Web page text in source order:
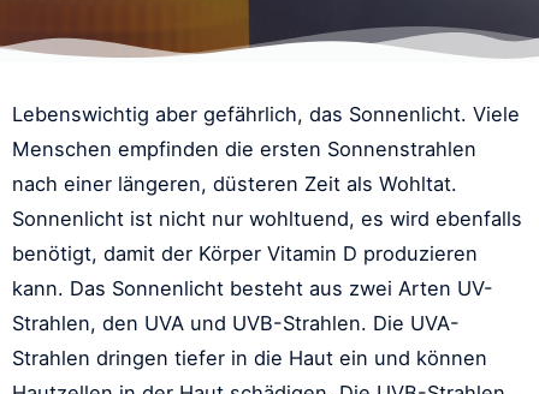
Lebenswichtig aber gefährlich, das Sonnenlicht. Viele
Menschen empfinden die ersten Sonnenstrahlen
nach einer längeren, düsteren Zeit als Wohltat.
Sonnenlicht ist nicht nur wohltuend, es wird ebenfalls
benötigt, damit der Körper Vitamin D produzieren
kann. Das Sonnenlicht besteht aus zwei Arten UV-
Strahlen, den UVA und UVB-Strahlen. Die UVA-
Strahlen dringen tiefer in die Haut ein und können